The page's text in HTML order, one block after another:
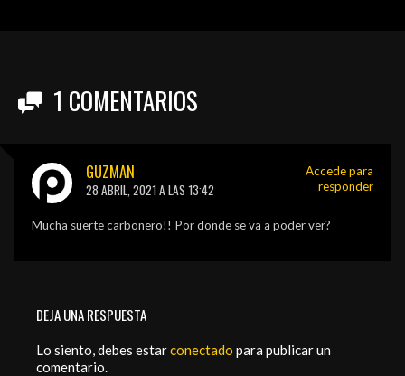
1 COMENTARIOS
GUZMAN
28 ABRIL, 2021 A LAS 13:42
Mucha suerte carbonero!! Por donde se va a poder ver?
Accede para
responder
DEJA UNA RESPUESTA
Lo siento, debes estarconectado para publicar un
comentario.